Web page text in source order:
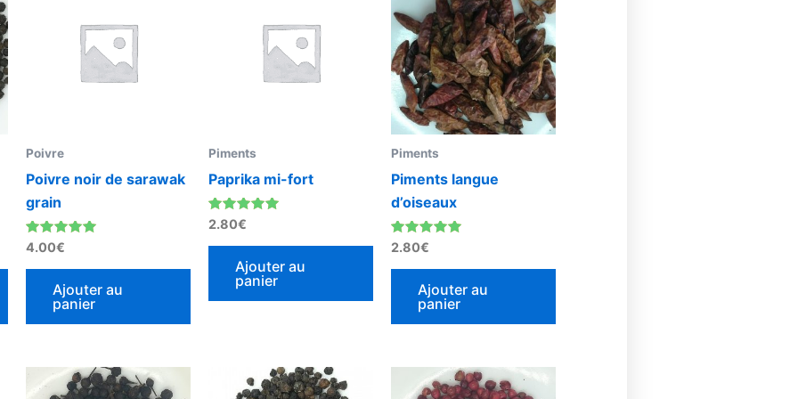
Poivre
Poivre noir de sarawak
grain
Note
5.00
sur 5
4.00€
Ajouter au
panier
Piments
Paprika mi-fort
Note
5.00
sur 5
2.80€
Ajouter au
panier
Piments
Piments langue
d’oiseaux
Note
5.00
sur 5
2.80€
Ajouter au
panier
Plage
de